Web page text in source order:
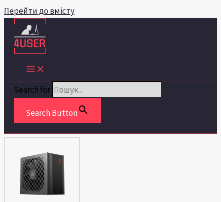
Перейти до вмісту
Search for:
Search Button